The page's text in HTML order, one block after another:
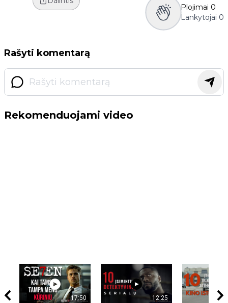
Plojimai 0
Lankytojai 0
Rašyti komentarą
Rekomenduojami video
17:50 12:25